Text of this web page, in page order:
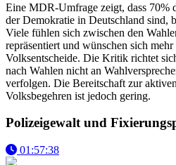
Eine MDR-Umfrage zeigt, dass 70%
der Demokratie in Deutschland sind,
Viele fühlen sich zwischen den
repräsentiert und wünschen sich
Volksentscheide. Die Kritik richtet
nach Wahlen nicht an
verfolgen. Die Bereitschaft zur
Volksbegehren ist jedoch gering.
Polizeigewalt und
01:57:38